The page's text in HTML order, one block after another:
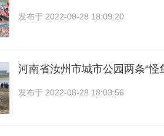
发布于 2022-08-28 18:09:20
河南省汝州市城市公园两条“怪
发布于 2022-08-28 18:03:56